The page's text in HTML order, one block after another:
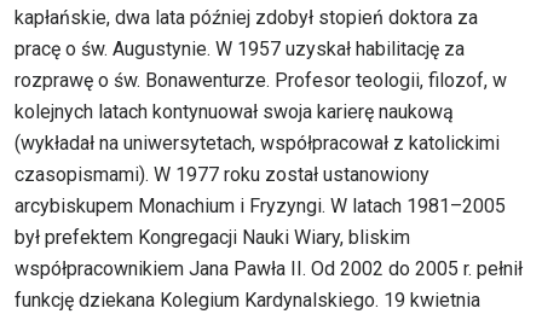
kapłańskie, dwa lata później zdobył stopień doktora za
pracę o św. Augustynie. W 1957 uzyskał habilitację za
rozprawę o św. Bonawenturze. Profesor teologii, filozof, w
kolejnych latach kontynuował swoja karierę naukową
(wykładał na uniwersytetach, współpracował z katolickimi
czasopismami). W 1977 roku został ustanowiony
arcybiskupem Monachium i Fryzyngi. W latach 1981–2005
był prefektem Kongregacji Nauki Wiary, bliskim
współpracownikiem Jana Pawła II. Od 2002 do 2005 r. pełnił
funkcję dziekana Kolegium Kardynalskiego. 19 kwietnia